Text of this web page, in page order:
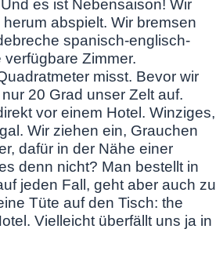
es ist Nebensaison! Wir
abspielt. Wir bremsen
spanisch-englisch-
Zimmer.
misst. Bevor wir
20 Grad unser Zelt auf.
vor einem Hotel. Winziges,
Wir ziehen ein, Grauchen
dafür in der Nähe einer
denn nicht? Man bestellt in
jeden Fall, geht aber auch zu
Tüte auf den Tisch: the
Vielleicht überfällt uns ja in